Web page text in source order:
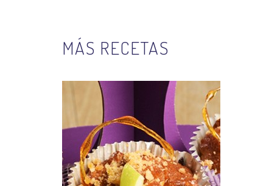
MÁS RECETAS